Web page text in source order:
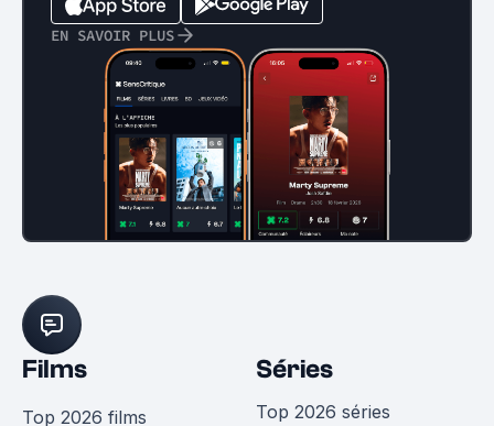
EN SAVOIR PLUS
Films
Top 2026 films
Séries
Top 2026 séries